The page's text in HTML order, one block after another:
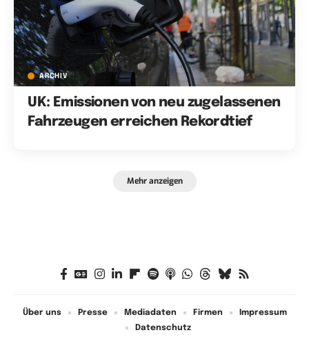
ARCHIV
UK: Emissionen von neu zugelassenen
Fahrzeugen erreichen Rekordtief
Mehr anzeigen
Über uns Presse Mediadaten Firmen
Impressum
Datenschutz